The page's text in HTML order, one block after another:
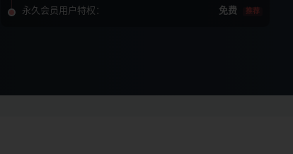
永久会员用户特权： 免费 推荐